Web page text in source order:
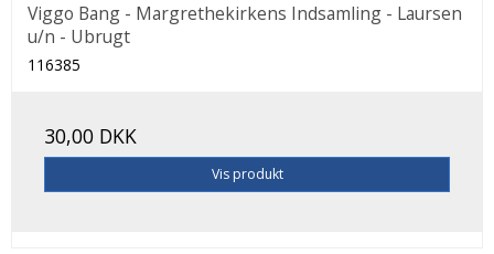
Viggo Bang - Margrethekirkens Indsamling - Laursen
u/n - Ubrugt
116385
30,00 DKK
Vis produkt